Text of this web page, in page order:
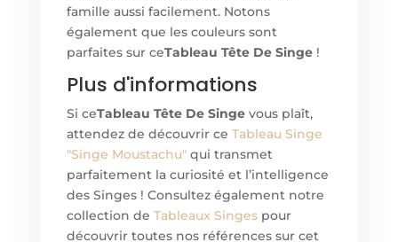
famille aussi facilement. Notons
également que les couleurs sont
parfaites sur ceTableau Tête De Singe!
Plus d'informations
Si ceTableau Tête De Singevous plaît,
attendez de découvrir ce Tableau Singe
"Singe Moustachu"qui transmet
parfaitement la curiosité et l’intelligence
des Singes ! Consultez également notre
collection de Tableaux Singespour
découvrir toutes nos références sur cet